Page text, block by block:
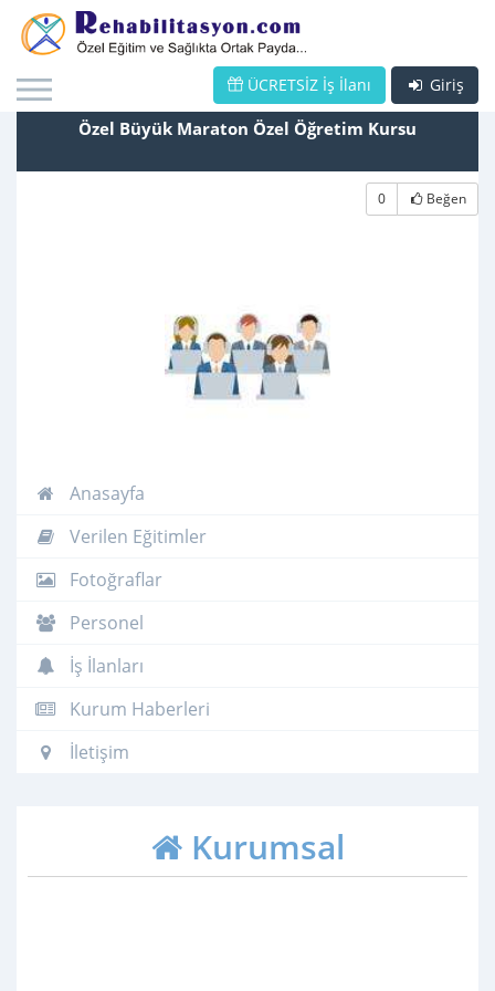
Giriş
ÜCRETSİZ İş İlanı
Özel Büyük Maraton Özel Öğretim Kursu
0 Beğen
Anasayfa
Verilen Eğitimler
Fotoğraflar
Personel
İş İlanları
Kurum Haberleri
İletişim
Kurumsal